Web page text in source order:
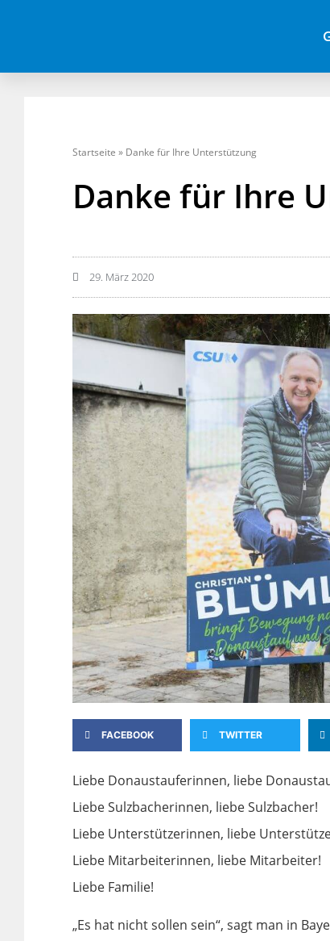
Startseite » Danke für Ihre Unterstützung
Danke für Ihre
29. März 2020
FACEBOOK TWITTER
Liebe Donaustauferinnen, liebe
Liebe Sulzbacherinnen, liebe Sulzbacher!
Liebe Unterstützerinnen, liebe
Liebe Mitarbeiterinnen, liebe Mitarbeiter!
Liebe Familie!
„Es hat nicht sollen sein“, sagt man in